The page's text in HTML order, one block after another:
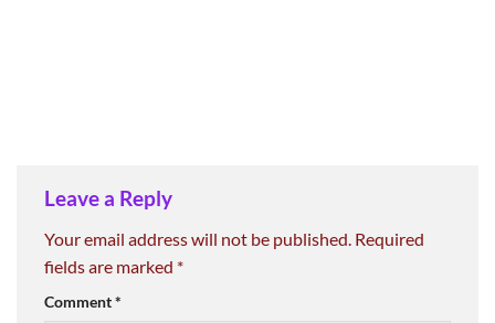
Leave a Reply
Your email address will not be published. Required
fields are marked *
Comment*